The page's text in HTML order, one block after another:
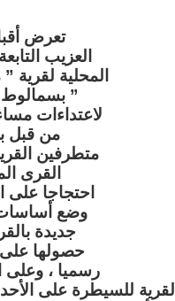
تعرض
العزيب
المحلية لقرية
” بسمالوط
لاعتداءات
من قبل
متطرفين
القرى
احتجاجا على
وضع
جديدة
حصولها
رسميا ، وعلى
للسيطرة على